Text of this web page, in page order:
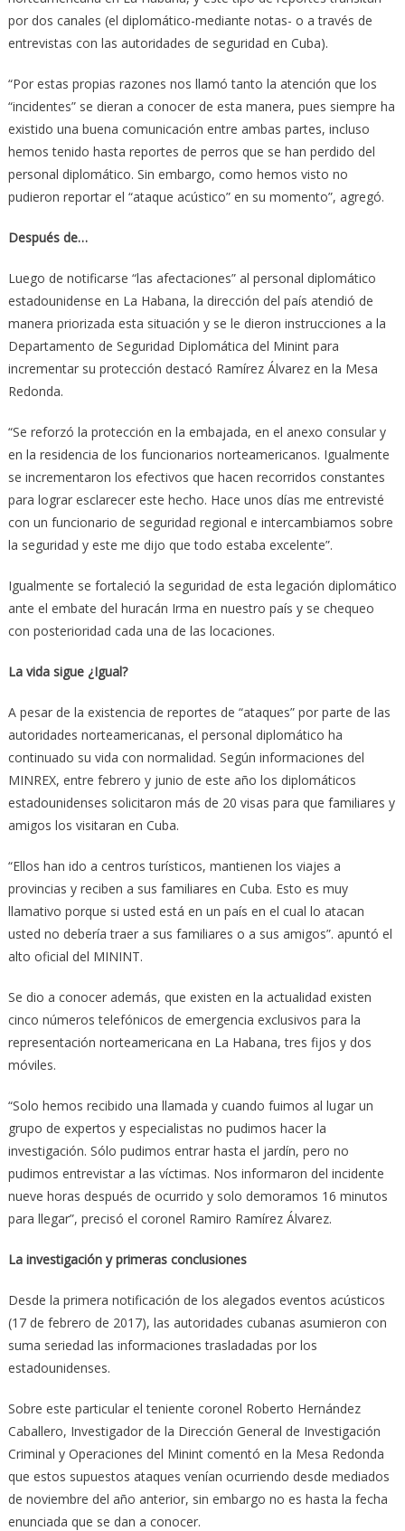
por dos canales (el diplomático-mediante notas- o a través de
entrevistas con las autoridades de seguridad en Cuba).
“Por estas propias razones nos llamó tanto la atención que los
“incidentes” se dieran a conocer de esta manera, pues siempre ha
existido una buena comunicación entre ambas partes, incluso
hemos tenido hasta reportes de perros que se han perdido del
personal diplomático. Sin embargo, como hemos visto no
pudieron reportar el “ataque acústico” en su momento”, agregó.
Después de…
Luego de notificarse “las afectaciones” al personal diplomático
estadounidense en La Habana, la dirección del país atendió de
manera priorizada esta situación y se le dieron instrucciones a la
Departamento de Seguridad Diplomática del Minint para
incrementar su protección destacó Ramírez Álvarez en la Mesa
Redonda.
“Se reforzó la protección en la embajada, en el anexo consular y
en la residencia de los funcionarios norteamericanos. Igualmente
se incrementaron los efectivos que hacen recorridos constantes
para lograr esclarecer este hecho. Hace unos días me entrevisté
con un funcionario de seguridad regional e intercambiamos sobre
la seguridad y este me dijo que todo estaba excelente”.
Igualmente se fortaleció la seguridad de esta legación diplomático
ante el embate del huracán Irma en nuestro país y se chequeo
con posterioridad cada una de las locaciones.
La vida sigue ¿Igual?
A pesar de la existencia de reportes de “ataques” por parte de las
autoridades norteamericanas, el personal diplomático ha
continuado su vida con normalidad. Según informaciones del
MINREX, entre febrero y junio de este año los diplomáticos
estadounidenses solicitaron más de 20 visas para que familiares y
amigos los visitaran en Cuba.
“Ellos han ido a centros turísticos, mantienen los viajes a
provincias y reciben a sus familiares en Cuba. Esto es muy
llamativo porque si usted está en un país en el cual lo atacan
usted no debería traer a sus familiares o a sus amigos”. apuntó el
alto oficial del MININT.
Se dio a conocer además, que existen en la actualidad existen
cinco números telefónicos de emergencia exclusivos para la
representación norteamericana en La Habana, tres fijos y dos
móviles.
“Solo hemos recibido una llamada y cuando fuimos al lugar un
grupo de expertos y especialistas no pudimos hacer la
investigación. Sólo pudimos entrar hasta el jardín, pero no
pudimos entrevistar a las víctimas. Nos informaron del incidente
nueve horas después de ocurrido y solo demoramos 16 minutos
para llegar”, precisó el coronel Ramiro Ramírez Álvarez.
La investigación y primeras conclusiones
Desde la primera notificación de los alegados eventos acústicos
(17 de febrero de 2017), las autoridades cubanas asumieron con
suma seriedad las informaciones trasladadas por los
estadounidenses.
Sobre este particular el teniente coronel Roberto Hernández
Caballero, Investigador de la Dirección General de Investigación
Criminal y Operaciones del Minint comentó en la Mesa Redonda
que estos supuestos ataques venían ocurriendo desde mediados
de noviembre del año anterior, sin embargo no es hasta la fecha
enunciada que se dan a conocer.